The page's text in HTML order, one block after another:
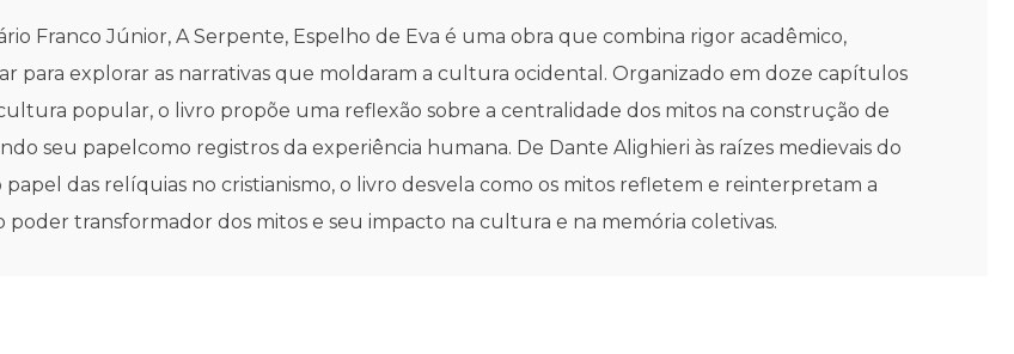
Franco Júnior, A Serpente, Espelho de Eva é uma obra que combina rigor acadêmico,
para explorar as narrativas que moldaram a cultura ocidental. Organizado em doze capítulos
popular, o livro propõe uma reflexão sobre a centralidade dos mitos na construção de
seu papelcomo registros da experiência humana. De Dante Alighieri às raízes medievais do
papel das relíquias no cristianismo, o livro desvela como os mitos refletem e reinterpretam a
transformador dos mitos e seu impacto na cultura e na memória coletivas.